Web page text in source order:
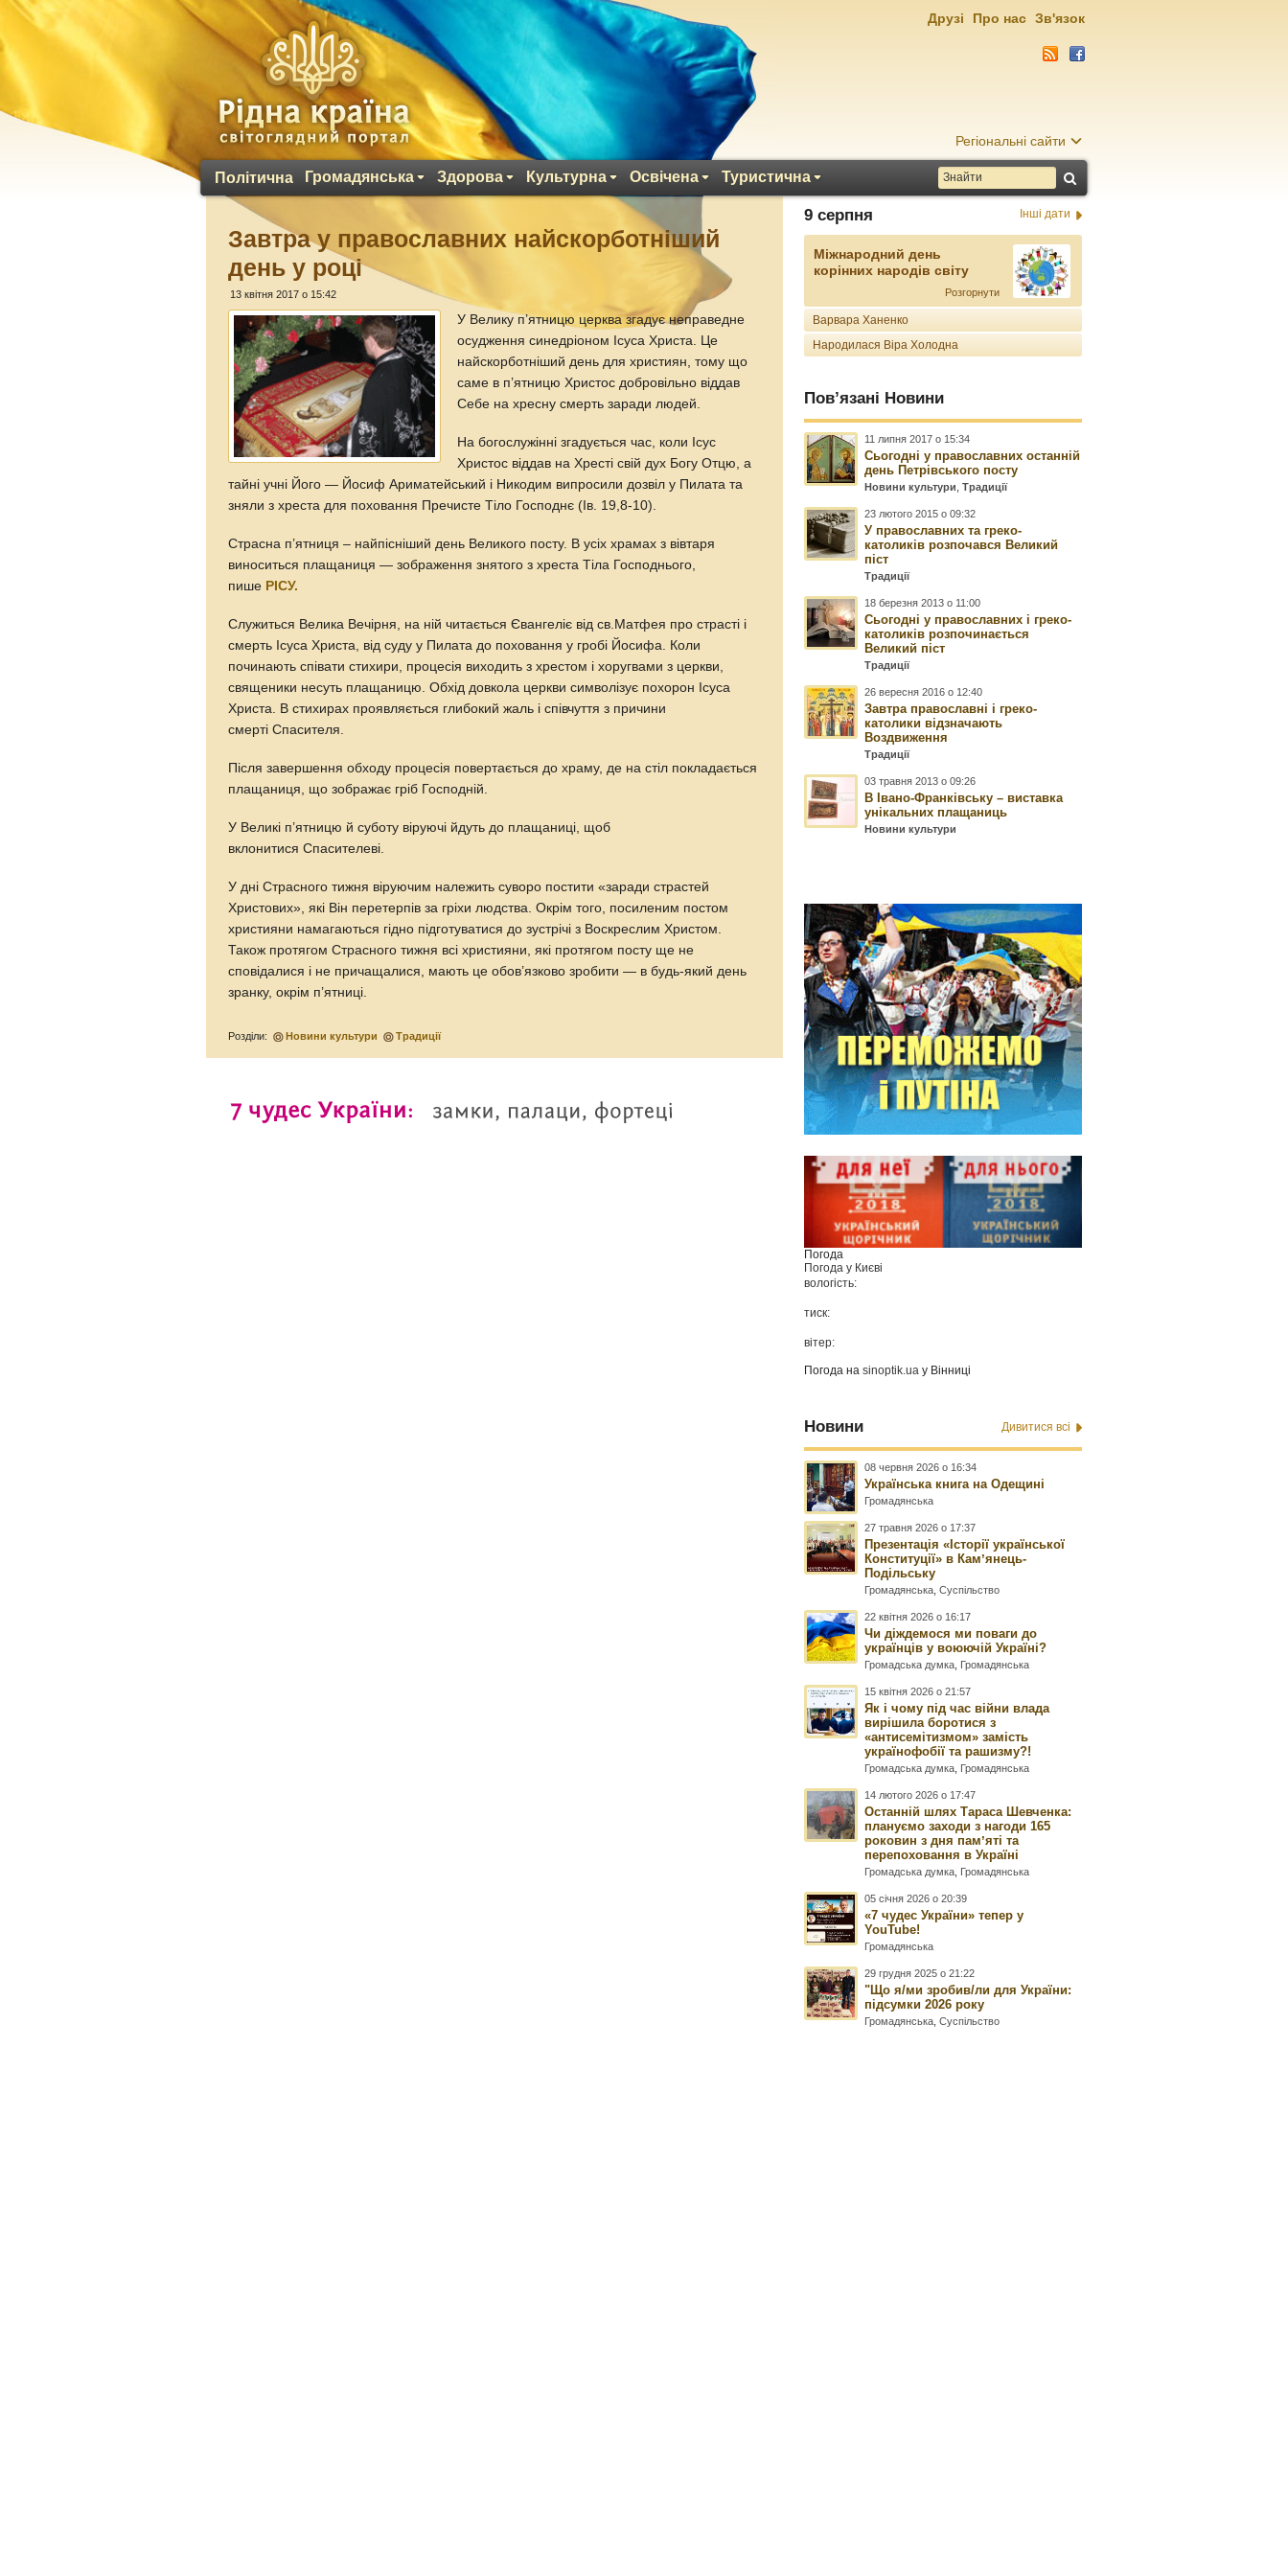
Регіональні сайти
Політична Громадянська Здорова Культурна Освічена Туристична
Друзі Про нас Зв'язок
Завтра у православних найскорботніший
день у році
13 квітня 2017 о 15:42
У Велику п’ятницю церква згадує неправедне
осудження синедріоном Ісуса Христа. Це
найскорботніший день для християн, тому що
саме в п’ятницю Христос добровільно віддав
Себе на хресну смерть заради людей.
На богослужінні згадується час, коли Ісус
Христос віддав на Хресті свій дух Богу Отцю, а
тайні учні Його — Йосиф Ариматейський і Никодим випросили дозвіл у Пилата та
зняли з хреста для поховання Пречисте Тіло Господнє (Ів. 19,8-10).
Страсна п’ятниця – найпісніший день Великого посту. В усіх храмах з вівтаря
виноситься плащаниця — зображення знятого з хреста Тіла Господнього,
пише РІСУ.
Служиться Велика Вечірня, на ній читається Євангеліє від св.Матфея про страсті і
смерть Ісуса Христа, від суду у Пилата до поховання у гробі Йосифа. Коли
починають співати стихири, процесія виходить з хрестом і хоругвами з церкви,
священики несуть плащаницю. Обхід довкола церкви символізує похорон Ісуса
Христа. В стихирах проявляється глибокий жаль і співчуття з причини
смерті Спасителя.
Після завершення обходу процесія повертається до храму, де на стіл покладається
плащаниця, що зображає гріб Господній.
У Великі п’ятницю й суботу віруючі йдуть до плащаниці, щоб
вклонитися Спасителеві.
У дні Страсного тижня віруючим належить суворо постити «заради страстей
Христових», які Він перетерпів за гріхи людства. Окрім того, посиленим постом
християни намагаються гідно підготуватися до зустрічі з Воскреслим Христом.
Також протягом Страсного тижня всі християни, які протягом посту ще не
сповідалися і не причащалися, мають це обов’язково зробити — в будь-який день
зранку, окрім п’ятниці.
Розділи: Новини культури Традиції
9 серпня Інші дати
Міжнародний день
корінних народів світу
Розгорнути
Варвара Ханенко
Народилася Віра Холодна
Пов’язані Новини
11 липня 2017 о 15:34
Сьогодні у православних останній
день Петрівського посту
Новини культури ,Традиції
23 лютого 2015 о 09:32
У православних та греко-
католиків розпочався Великий
піст
Традиції
18 березня 2013 о 11:00
Сьогодні у православних і греко-
католиків розпочинається
Великий піст
Традиції
26 вересня 2016 о 12:40
Завтра православні і греко-
католики відзначають
Воздвиження
Традиції
03 травня 2013 о 09:26
В Івано-Франківську – виставка
унікальних плащаниць
Новини культури
Погода
Погода у Києві
вологість:
тиск:
вітер:
Погода наsinoptik.ua у Вінниці
Новини Дивитися всі
08 червня 2026 о 16:34
Українська книга на Одещині
Громадянська
27 травня 2026 о 17:37
Презентація «Історії української
Конституції» в Камʼянець-
Подільську
Громадянська ,Суспільство
22 квітня 2026 о 16:17
Чи діждемося ми поваги до
українців у воюючій Україні?
Громадська думка Громадянська
15 квітня 2026 о 21:57
Як і чому під час війни влада
вирішила боротися з
«антисемітизмом» замість
українофобії та рашизму?!
Громадська думка Громадянська
14 лютого 2026 о 17:47
Останній шлях Тараса Шевченка:
плануємо заходи з нагоди 165
роковин з дня памʼяті та
перепоховання в Україні
Громадська думка Громадянська
05 січня 2026 о 20:39
«7 чудес України» тепер у
YouTube!
Громадянська
29 грудня 2025 о 21:22
"Що я/ми зробив/ли для України:
підсумки 2026 року
Громадянська ,Суспільство